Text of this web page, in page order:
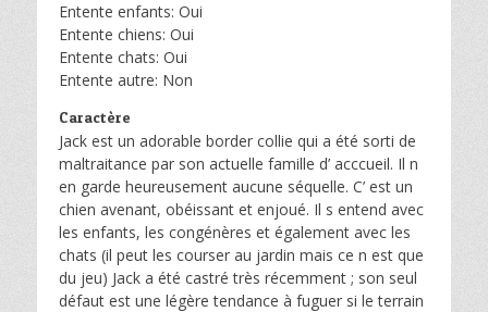
Entente enfants: Oui
Entente chiens: Oui
Entente chats: Oui
Entente autre: Non
Caractère
Jack est un adorable border collie qui a été sorti de
maltraitance par son actuelle famille d’ acccueil. Il n
en garde heureusement aucune séquelle. C’ est un
chien avenant, obéissant et enjoué. Il s entend avec
les enfants, les congénères et également avec les
chats (il peut les courser au jardin mais ce n est que
du jeu) Jack a été castré très récemment ; son seul
défaut est une légère tendance à fuguer si le terrain